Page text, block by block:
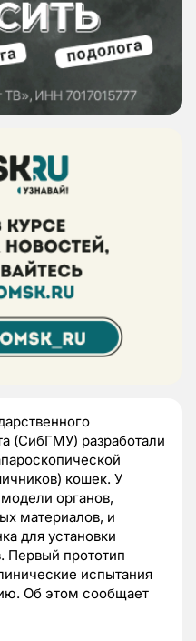
(СибГМУ) разработали
кошек. У
органов,
материалов, и
для установки
Первый прототип
испытания
Об этом сообщает